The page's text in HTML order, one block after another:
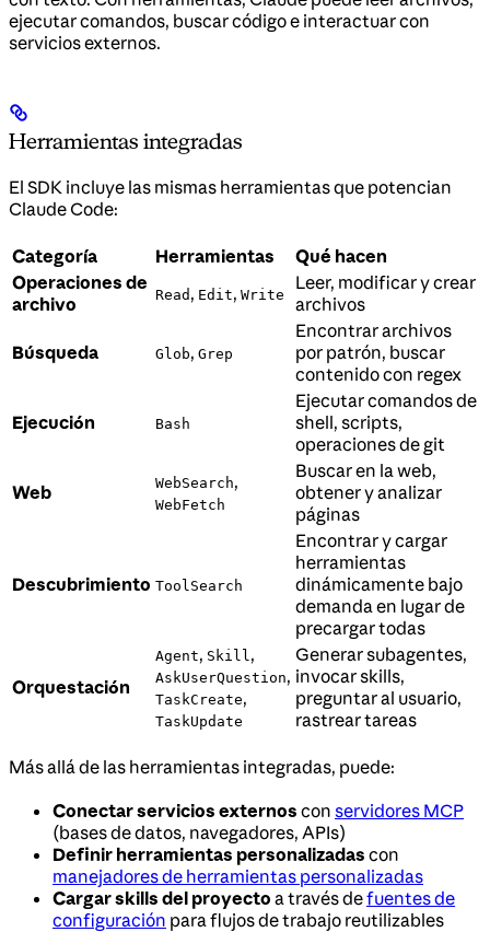
ejecutar comandos, buscar código e interactuar con
servicios externos.
Herramientas integradas
El SDK incluye las mismas herramientas que potencian
Claude Code:
Categoría Herramientas
Qué hacen
Operaciones de
archivo
Read , Edit, Write
Leer, modificar y crear
archivos
Búsqueda Glob, Grep
Encontrar archivos
por patrón, buscar
contenido con regex
Ejecución Bash
Ejecutar comandos de
shell, scripts,
operaciones de git
Web WebSearch,
WebFetch
Buscar en la web,
obtener y analizar
páginas
Descubrimiento ToolSearch
Encontrar y cargar
herramientas
dinámicamente bajo
demanda en lugar de
precargar todas
Orquestación
Agent, Skill ,
AskUserQuestion,
TaskCreate,
TaskUpdate
Generar subagentes,
invocar skills,
preguntar al usuario,
rastrear tareas
Más allá de las herramientas integradas, puede:
Conectar servicios externos con servidores MCP
(bases de datos, navegadores, APIs)
Definir herramientas personalizadas con
manejadores de herramientas personalizadas
Cargar skills del proyecto a través defuentes de
configuración para flujos de trabajo reutilizables